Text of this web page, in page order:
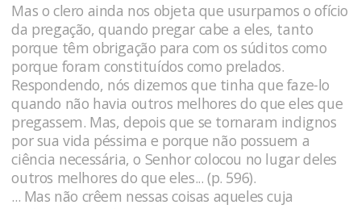
Mas o clero ainda nos objeta que usurpamos o ofício
da pregação, quando pregar cabe a eles, tanto
porque têm obrigação para com os súditos como
porque foram constituídos como prelados.
Respondendo, nós dizemos que tinha que faze-lo
quando não havia outros melhores do que eles que
pregassem. Mas, depois que se tornaram indignos
por sua vida péssima e porque não possuem a
ciência necessária, o Senhor colocou no lugar deles
outros melhores do que eles... (p. 596).
... Mas não crêem nessas coisas aqueles cuja